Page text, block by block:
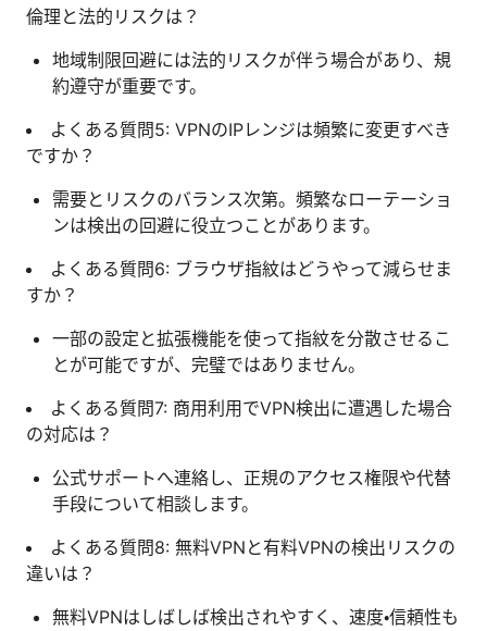
倫理と法的リスクは？
地域制限回避には法的リスクが伴う場合があり、規
約遵守が重要です。
よくある質問5: VPNのIPレンジは頻繁に変更すべき
ですか？
需要とリスクのバランス次第。頻繁なローテーショ
ンは検出の回避に役立つことがあります。
よくある質問6: ブラウザ指紋はどうやって減らせま
すか？
一部の設定と拡張機能を使って指紋を分散させるこ
とが可能ですが、完璧ではありません。
よくある質問7: 商用利用でVPN検出に遭遇した場合
の対応は？
公式サポートへ連絡し、正規のアクセス権限や代替
手段について相談します。
よくある質問8: 無料VPNと有料VPNの検出リスクの
違いは？
無料VPNはしばしば検出されやすく、速度・信頼性も